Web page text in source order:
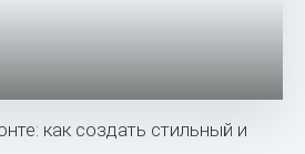
как создать стильный и